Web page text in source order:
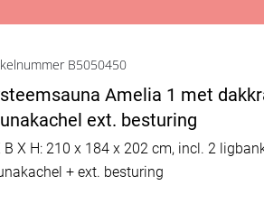
B5050450
Amelia 1 met
ext. besturing
B X H: 210 x 184 x 202 cm, incl. 2
+ ext. besturing